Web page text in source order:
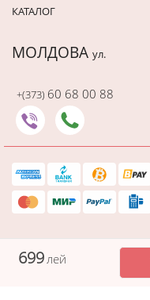
699лей
КАТАЛОГ
МОЛДОВА ул.
+(373) 60 68 00 88